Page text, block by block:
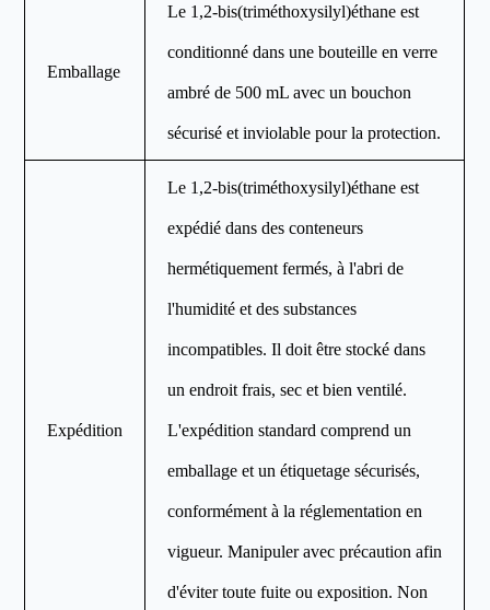
Emballage
Le 1,2-bis(triméthoxysilyl)éthane est
conditionné dans une bouteille en verre
ambré de 500 mL avec un bouchon
sécurisé et inviolable pour la protection.
Expédition
Le 1,2-bis(triméthoxysilyl)éthane est
expédié dans des conteneurs
hermétiquement fermés, à l'abri de
l'humidité et des substances
incompatibles. Il doit être stocké dans
un endroit frais, sec et bien ventilé.
L'expédition standard comprend un
emballage et un étiquetage sécurisés,
conformément à la réglementation en
vigueur. Manipuler avec précaution afin
d'éviter toute fuite ou exposition. Non